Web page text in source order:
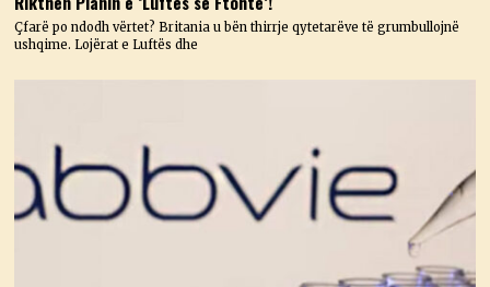
Çfarë po ndodh vërtet? Britania u bën thirrje qytetarëve të grumbullojnë
ushqime. Lojërat e Luftës dhe